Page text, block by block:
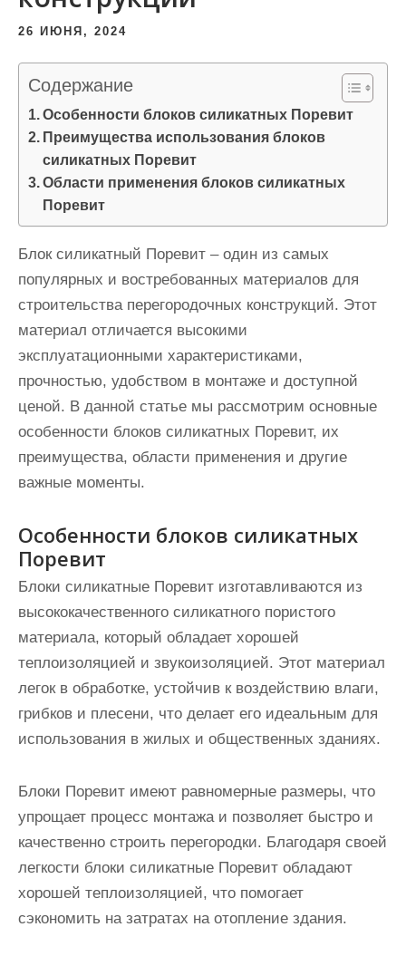
26 ИЮНЯ, 2024
Содержание
Особенности блоков силикатных Поревит
Преимущества использования блоков
силикатных Поревит
Области применения блоков силикатных
Поревит
Блок силикатный Поревит – один из самых
популярных и востребованных материалов для
строительства перегородочных конструкций. Этот
материал отличается высокими
эксплуатационными характеристиками,
прочностью, удобством в монтаже и доступной
ценой. В данной статье мы рассмотрим основные
особенности блоков силикатных Поревит, их
преимущества, области применения и другие
важные моменты.
Особенности блоков силикатных
Поревит
Блоки силикатные Поревит изготавливаются из
высококачественного силикатного пористого
материала, который обладает хорошей
теплоизоляцией и звукоизоляцией. Этот материал
легок в обработке, устойчив к воздействию влаги,
грибков и плесени, что делает его идеальным для
использования в жилых и общественных зданиях.
Блоки Поревит имеют равномерные размеры, что
упрощает процесс монтажа и позволяет быстро и
качественно строить перегородки. Благодаря своей
легкости блоки силикатные Поревит обладают
хорошей теплоизоляцией, что помогает
сэкономить на затратах на отопление здания.